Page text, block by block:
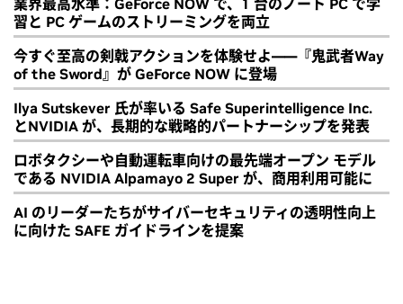
業界最高水準：GeForce NOW で、1 台のノート PC で学
習と PC ゲームのストリーミングを両立
今すぐ至高の剣戟アクションを体験せよ――『鬼武者Way
of the Sword』が GeForce NOW に登場
Ilya Sutskever 氏が率いる Safe Superintelligence Inc.
とNVIDIA が、長期的な戦略的パートナーシップを発表
ロボタクシーや自動運転車向けの最先端オープン モデル
である NVIDIA Alpamayo 2 Super が、商用利用可能に
AI のリーダーたちがサイバーセキュリティの透明性向上
に向けた SAFE ガイドラインを提案